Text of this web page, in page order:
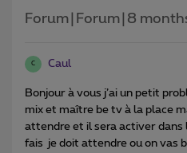
Forum|Forum|8
C Caul
Bonjour à vous j’ai un petit
mix et maître be tv à la place
attendre et il sera activer dans
fais je doit attendre ou on vas